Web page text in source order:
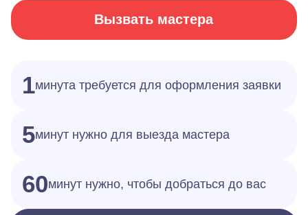
Вызвать мастера
1минута требуется для оформления заявки
5минут нужно для выезда мастера
60минут нужно, чтобы добраться до вас